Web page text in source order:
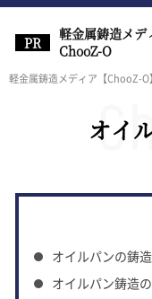
軽金属鋳造メデ
ChooZ-O
軽金属鋳造メディア【ChooZ-O】
オイ
オイルパンの鋳
オイルパン鋳造